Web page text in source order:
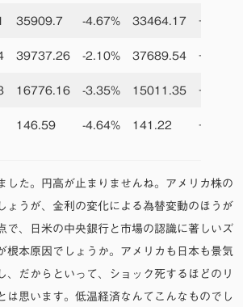
35909.7 -4.67% 33464.17 +7.31%
39737.26 -2.10% 37689.54 +5.43%
16776.16 -3.35% 15011.35 +11.76%
146.59 -4.64% 141.22 +3.80%
した。円高が止まりませんね。アメリカ株の
ょうが、金利の変化による為替変動のほうが
で、日米の中央銀行と市場の認識に著しいズ
根本原因でしょうか。アメリカも日本も景気
、だからといって、ショック死するほどのリ
は思います。低温経済なんてこんなものでし